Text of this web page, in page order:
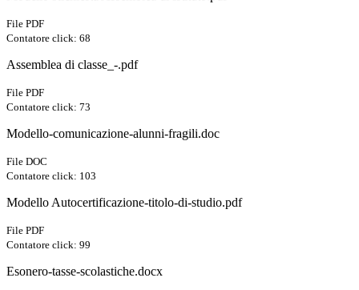
File PDF
Contatore click: 68
Assemblea di classe_-.pdf
File PDF
Contatore click: 73
Modello-comunicazione-alunni-fragili.doc
File DOC
Contatore click: 103
Modello Autocertificazione-titolo-di-studio.pdf
File PDF
Contatore click: 99
Esonero-tasse-scolastiche.docx